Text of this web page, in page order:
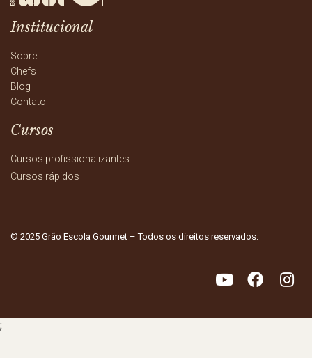
Institucional
Sobre
Chefs
Blog
Contato
Cursos
Cursos profissionalizantes
Cursos rápidos
© 2025 Grão Escola Gourmet – Todos os direitos reservados.
;